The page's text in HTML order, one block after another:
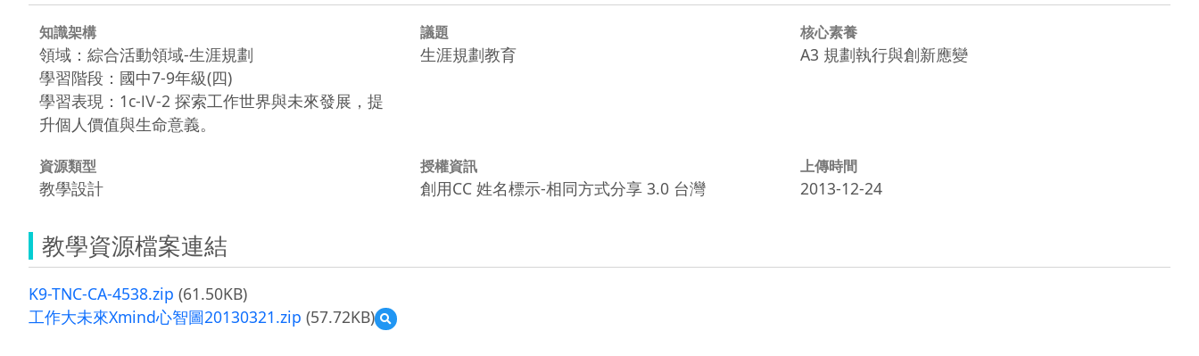
知識架構
領域：綜合活動領域-生涯規劃
學習階段：國中7-9年級(四)
學習表現：1c-Ⅳ-2 探索工作世界與未來發展，提
升個人價值與生命意義。
議題
生涯規劃教育
核心素養
A3 規劃執行與創新應變
資源類型
教學設計
授權資訊
創用CC 姓名標示-相同方式分享 3.0 台灣
上傳時間
2013-12-24
教學資源檔案連結
K9-TNC-CA-4538.zip (61.50KB)
工作大未來Xmind心智圖20130321.zip (57.72KB)
預
覽